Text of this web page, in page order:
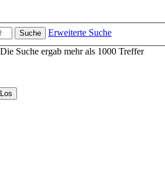
Suche
Erweiterte Suche
Suche ergab mehr als 1000 Treffer